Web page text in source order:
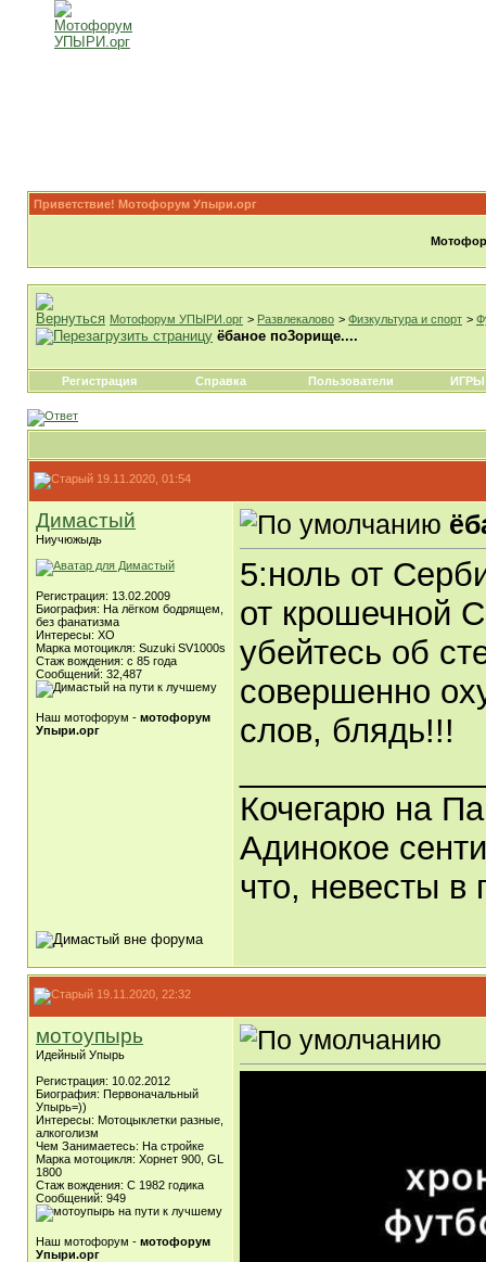
Приветствие! Мотофорум Упыри.орг
Мотофорум УПЫРИ.орг > Развлекалово > Физкультура и спорт >
ёбаное по3орище....
Регистрация Справка Пользователи ИГРЫ
19.11.2020, 01:54
Димастый
Ниучюжыдь
Регистрация: 13.02.2009
Биография: На лёгком бодрящем,
без фанатизма
Интересы: ХО
Марка мотоцикля: Suzuki SV1000s
Стаж вождения: с 85 года
Сообщений: 32,487
Наш мотофорум - мотофорум
Упыри.орг
5:ноль от
от крошечной
убейтесь об
совершенно
слов, блядь!!!
Кочегарю на
Адинокое
что, невесты в
19.11.2020, 22:32
мотоупырь
Идейный Упырь
Регистрация: 10.02.2012
Биография: Первоначальный
Упырь=))
Интересы: Мотоцыклетки разные,
алкоголизм
Чем Занимаетесь: На стройке
Марка мотоцикля: Хорнет 900, GL
1800
Стаж вождения: С 1982 годика
Сообщений: 949
Наш мотофорум - мотофорум
Упыри.орг